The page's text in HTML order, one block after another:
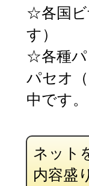
☆各国ビ
す）
☆各種パ
パセオ
中です。
ネット
内容盛